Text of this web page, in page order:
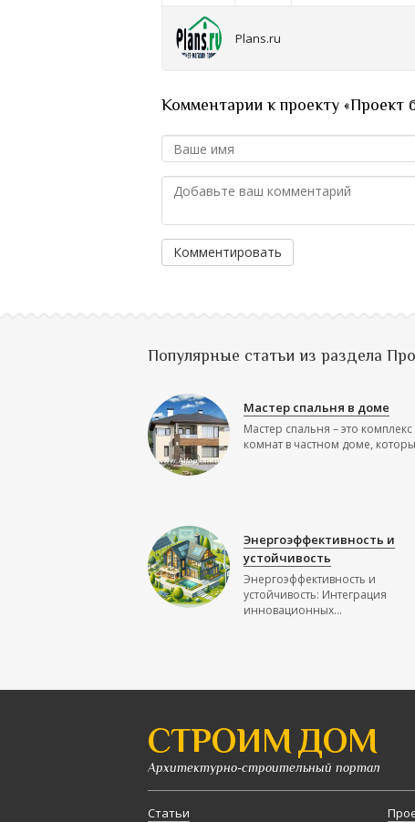
Plans.ru
Комментарии к проекту «Проект
Комментировать
Популярные статьи из раздела
Мастер спальня в доме
Мастер спальня – это комплекс
комнат в частном доме,
Энергоэффективность и
устойчивость
Энергоэффективность и
устойчивость: Интеграция
инновационных...
СТРОИМ ДОМ
Архитектурно-строительный портал
Статьи